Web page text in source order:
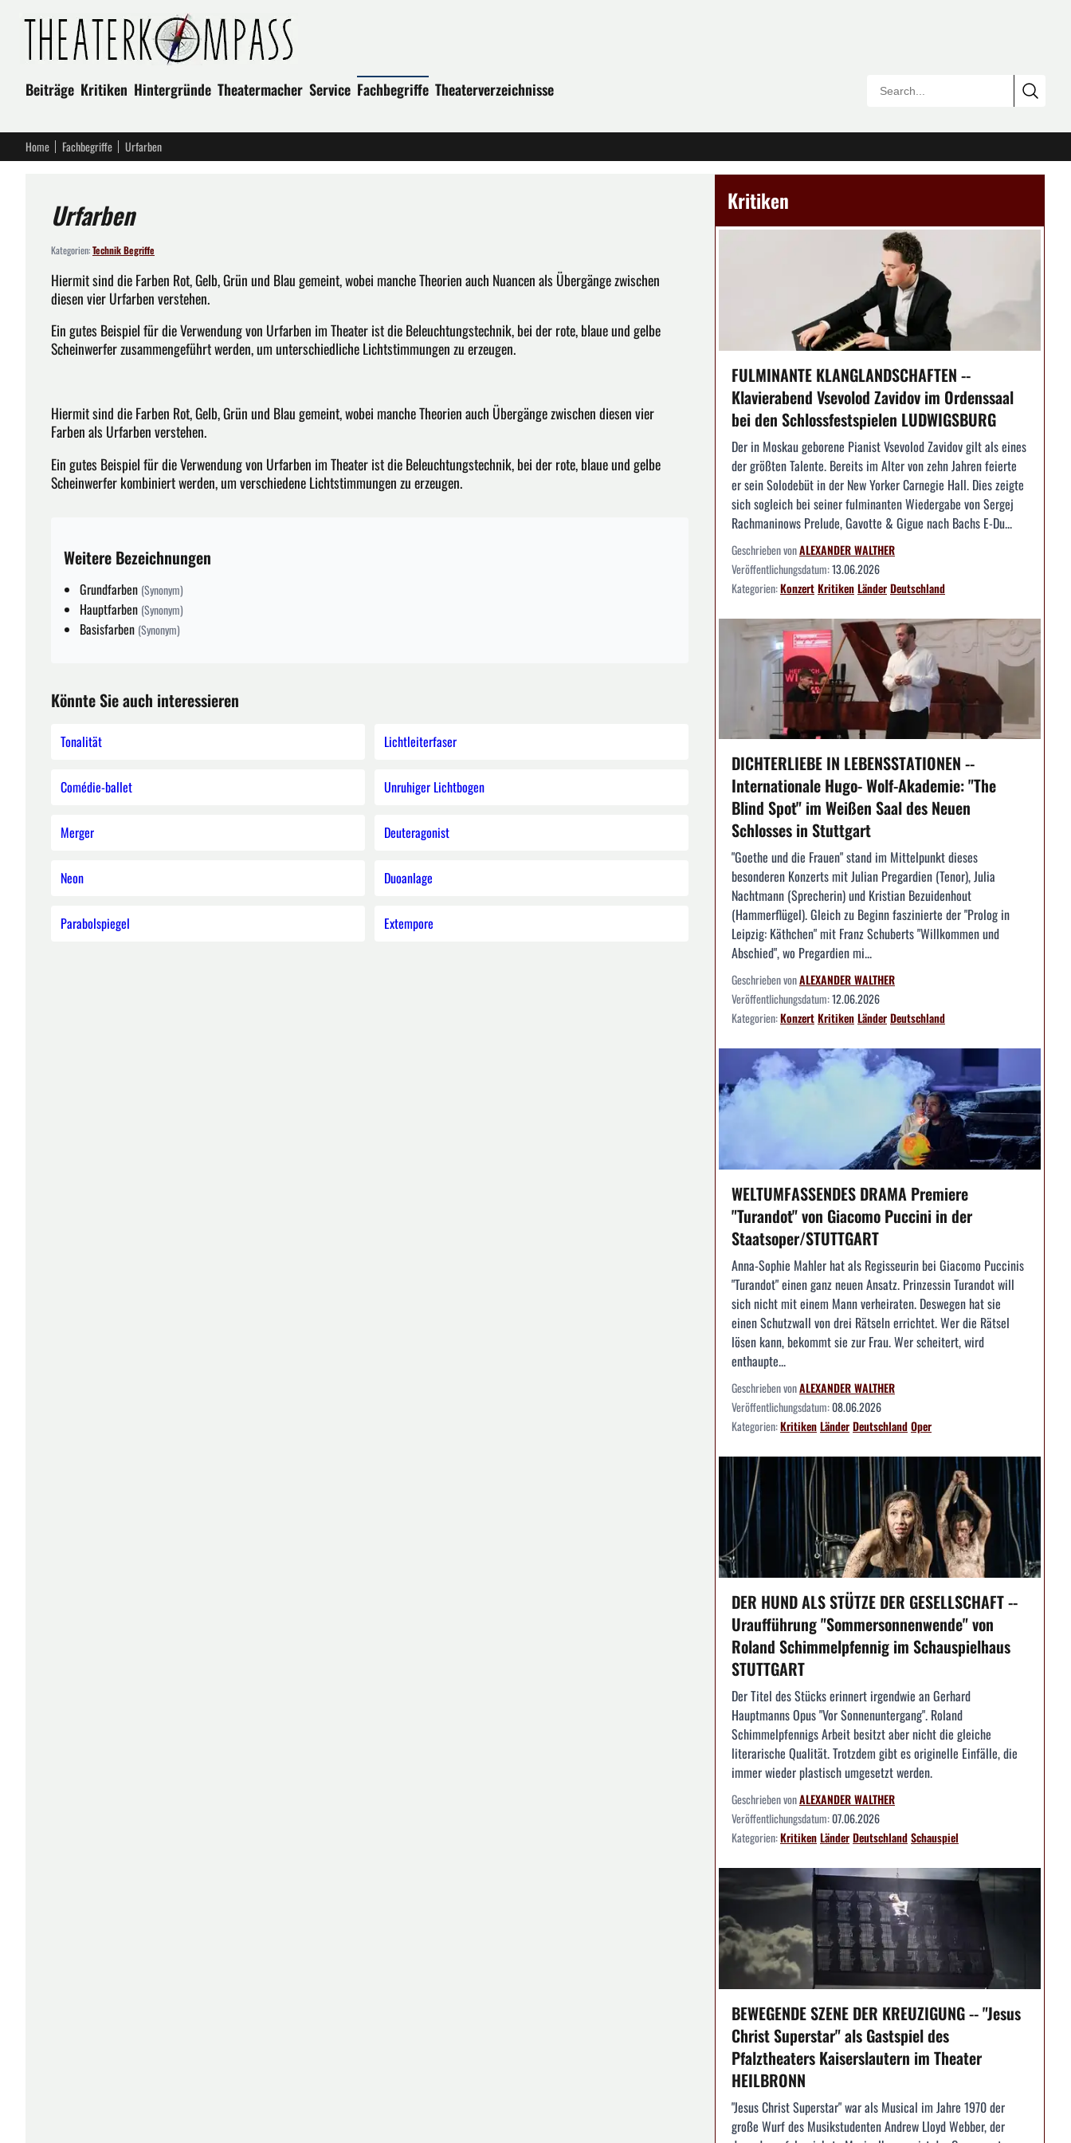
Beiträge Kritiken Hintergründe Theatermacher Service Fachbegriffe Theaterverzeichnisse
Home Fachbegriffe Urfarben
Urfarben
Kategorien:Technik Begriffe
Hiermit sind die Farben Rot, Gelb, Grün und Blau gemeint, wobei manche Theorien auch Nuancen als Übergänge zwischen
diesen vier Urfarben verstehen.
Ein gutes Beispiel für die Verwendung von Urfarben im Theater ist die Beleuchtungstechnik, bei der rote, blaue und gelbe
Scheinwerfer zusammengeführt werden, um unterschiedliche Lichtstimmungen zu erzeugen.
Hiermit sind die Farben Rot, Gelb, Grün und Blau gemeint, wobei manche Theorien auch Übergänge zwischen diesen vier
Farben als Urfarben verstehen.
Ein gutes Beispiel für die Verwendung von Urfarben im Theater ist die Beleuchtungstechnik, bei der rote, blaue und gelbe
Scheinwerfer kombiniert werden, um verschiedene Lichtstimmungen zu erzeugen.
Weitere Bezeichnungen
Grundfarben (Synonym)
Hauptfarben (Synonym)
Basisfarben (Synonym)
Könnte Sie auch interessieren
Tonalität Lichtleiterfaser
Comédie-ballet Unruhiger Lichtbogen
Merger Deuteragonist
Neon Duoanlage
Parabolspiegel Extempore
Kritiken
FULMINANTE KLANGLANDSCHAFTEN --
Klavierabend Vsevolod Zavidov im Ordenssaal
bei den Schlossfestspielen LUDWIGSBURG
Der in Moskau geborene Pianist Vsevolod Zavidov gilt als eines
der größten Talente. Bereits im Alter von zehn Jahren feierte
er sein Solodebüt in der New Yorker Carnegie Hall. Dies zeigte
sich sogleich bei seiner fulminanten Wiedergabe von Sergej
Rachmaninows Prelude, Gavotte & Gigue nach Bachs E-Du...
Geschrieben vonALEXANDER WALTHER
Veröffentlichungsdatum:13.06.2026
Kategorien:KonzertKritikenLänderDeutschland
DICHTERLIEBE IN LEBENSSTATIONEN --
Internationale Hugo- Wolf-Akademie: "The
Blind Spot" im Weißen Saal des Neuen
Schlosses in Stuttgart
"Goethe und die Frauen" stand im Mittelpunkt dieses
besonderen Konzerts mit Julian Pregardien (Tenor), Julia
Nachtmann (Sprecherin) und Kristian Bezuidenhout
(Hammerflügel). Gleich zu Beginn faszinierte der "Prolog in
Leipzig: Käthchen" mit Franz Schuberts "Willkommen und
Abschied", wo Pregardien mi...
Geschrieben vonALEXANDER WALTHER
Veröffentlichungsdatum:12.06.2026
Kategorien:KonzertKritikenLänderDeutschland
WELTUMFASSENDES DRAMA Premiere
"Turandot" von Giacomo Puccini in der
Staatsoper/STUTTGART
Anna-Sophie Mahler hat als Regisseurin bei Giacomo Puccinis
"Turandot" einen ganz neuen Ansatz. Prinzessin Turandot will
sich nicht mit einem Mann verheiraten. Deswegen hat sie
einen Schutzwall von drei Rätseln errichtet. Wer die Rätsel
lösen kann, bekommt sie zur Frau. Wer scheitert, wird
enthaupte...
Geschrieben vonALEXANDER WALTHER
Veröffentlichungsdatum:08.06.2026
Kategorien:KritikenLänderDeutschlandOper
DER HUND ALS STÜTZE DER GESELLSCHAFT --
Uraufführung "Sommersonnenwende" von
Roland Schimmelpfennig im Schauspielhaus
STUTTGART
Der Titel des Stücks erinnert irgendwie an Gerhard
Hauptmanns Opus "Vor Sonnenuntergang". Roland
Schimmelpfennigs Arbeit besitzt aber nicht die gleiche
literarische Qualität. Trotzdem gibt es originelle Einfälle, die
immer wieder plastisch umgesetzt werden.
Geschrieben vonALEXANDER WALTHER
Veröffentlichungsdatum:07.06.2026
Kategorien:KritikenLänderDeutschlandSchauspiel
BEWEGENDE SZENE DER KREUZIGUNG -- "Jesus
Christ Superstar" als Gastspiel des
Pfalztheaters Kaiserslautern im Theater
HEILBRONN
"Jesus Christ Superstar" war als Musical im Jahre 1970 der
große Wurf des Musikstudenten Andrew Lloyd Webber, der